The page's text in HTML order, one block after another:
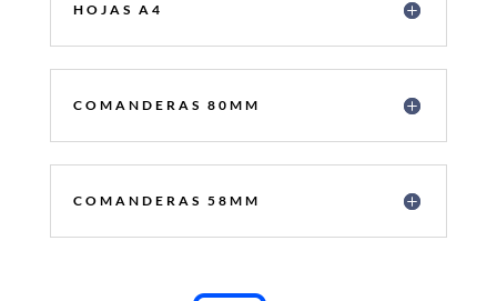
HOJAS A4
COMANDERAS 80MM
COMANDERAS 58MM